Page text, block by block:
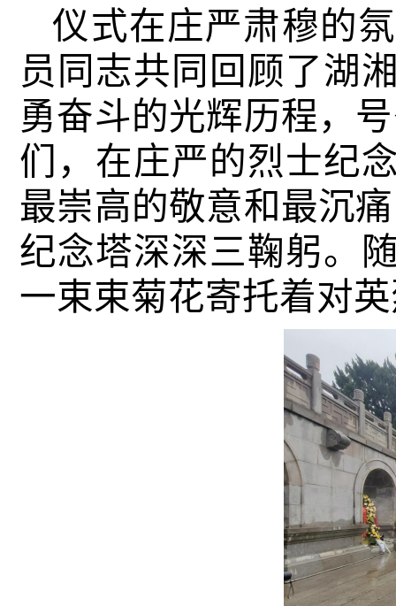
仪式在庄严肃穆的
员同志共同回顾了湖
勇奋斗的光辉历程，
们，在庄严的烈士纪
最崇高的敬意和最沉
纪念塔深深三鞠躬。
一束束菊花寄托着对